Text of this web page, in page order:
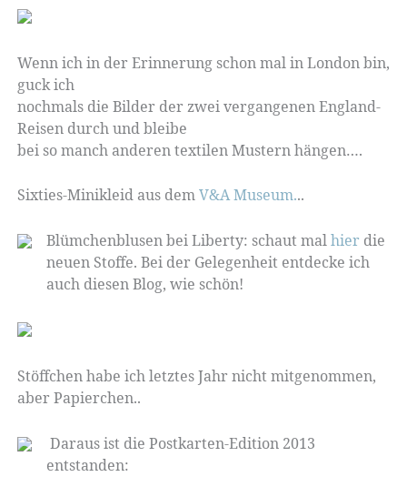
Wenn ich in der Erinnerung schon mal in London bin,
guck ich
nochmals die Bilder der zwei vergangenen England-
Reisen durch und bleibe
bei so manch anderen textilen Mustern hängen….
Sixties-Minikleid aus demV&A Museum...
Blümchenblusen bei Liberty: schaut malhier die
neuen Stoffe. Bei der Gelegenheit entdecke ich
auch diesen Blog, wie schön!
Stöffchen habe ich letztes Jahr nicht mitgenommen,
aber Papierchen..
Daraus ist die Postkarten-Edition 2013
entstanden: